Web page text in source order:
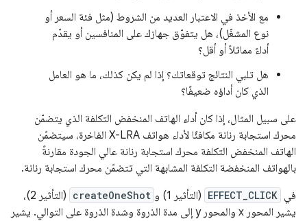
مع الأخذ في الاعتبار العديد من الشروط (مثل فئة السعر أو
نوع المشغّل)، هل يتفوّق جهازك على المنافسين أو يقدّم
أداءً مماثلاً أو أقل؟
هل تلبي النتائج توقعاتك؟ إذا لم يكن كذلك، ما هو العامل
الذي كان أداؤه ضعيفًا؟
على سبيل المثال، إذا كان أداء الهاتف المنخفض التكلفة الذي يتضمّن
محرك استجابة رنانة مكافئًا لأداء هواتف X-LRA الفاخرة، سيتضمّن
الهاتف المنخفض التكلفة محرك استجابة رنانة عالي الجودة مقارنةً
بالهواتف المنخفضة التكلفة المشابهة التي تتضمّن محرك استجابة رنانة.
في EFFECT_CLICK (التأثير 1) و createOneShot
(التأثير 2)،
يشير المحور x والمحور y إلى مدة الذروة وشدة الذروة على التوالي. يشير